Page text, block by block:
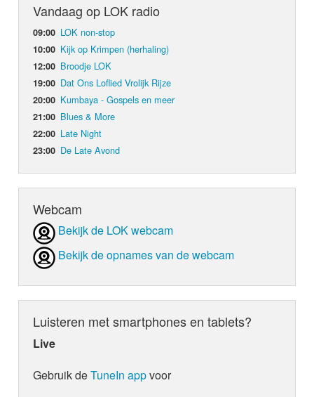
van Dalen is er gewerkt aan nieuwe muziek. Na de
LOKSCHIJF 'Take A Chance'.
Onder de hoede van producer Bas van Dalen en
zanger Alain Clark is er gewerkt aan nieuwe
nieuwe LOKSCHIJF 'Take A Chance'.
popster doen, maar haar residentie in Las Vegas
Op “When I’m gone” werkte Katy Perry samen
producer Alesso
, die al ruim boven de drie miljard streams op
voordeel van Katy Perry, die met deze
eindelijk terug een monsterhit kan scoren. Op
nummer één hits achter haar naam heeft staan.
zijn benieuwd of dit de grote terugkeer van de
Een hulpmiddeltje hierbij is het worden van de
Vandaag op LOK radio
09:00 LOK non-stop
10:00 Kijk op Krimpen (herhaling)
12:00 Broodje LOK
19:00 Dat Ons Loflied Vrolijk Rijze
20:00 Kumbaya - Gospels en meer
21:00 Blues & More
22:00 Late Night
23:00 De Late Avond
Webcam
Bekijk de LOK webcam
Bekijk de opnames van de webcam
Luisteren met smartphones en tablets?
Live
Gebruik deTuneIn appvoor